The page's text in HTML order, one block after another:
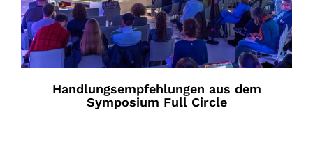
Handlungsempfehlungen aus dem
Symposium Full Circle